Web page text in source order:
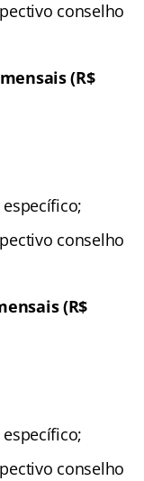
conselho
(R$
conselho
(R$
conselho